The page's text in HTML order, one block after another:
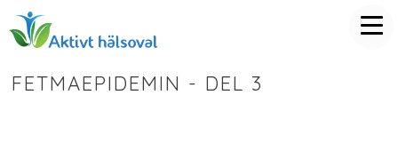
FETMAEPIDEMIN - DEL 3